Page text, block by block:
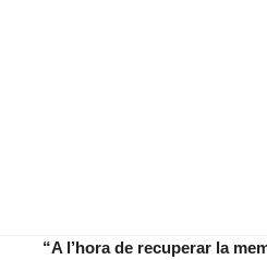
“A l’hora de recuperar la